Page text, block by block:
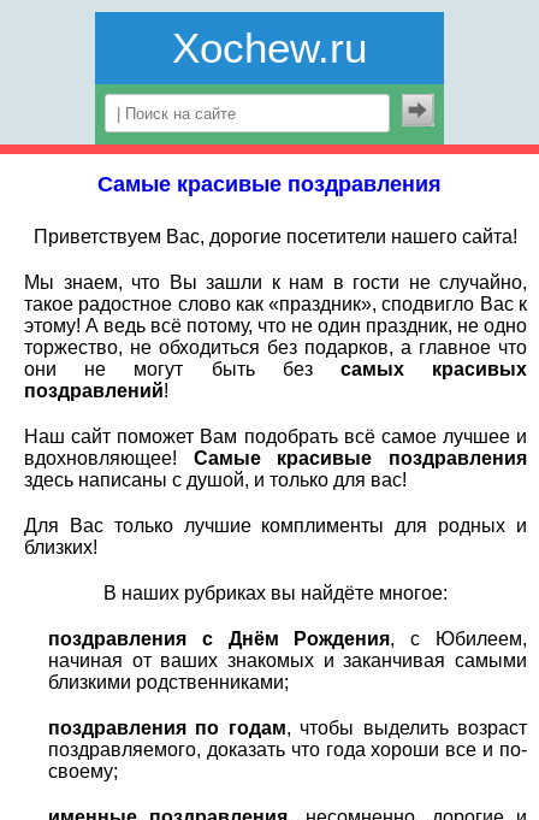
Xochew.ru
Самые красивые поздравления
Приветствуем Вас, дорогие посетители нашего сайта!
Мы знаем, что Вы зашли к нам в гости не случайно,
такое радостное слово как «праздник», cподвигло Вас к
этому! А ведь всё потому, что не один праздник, не одно
торжество, не обходиться без подарков, а главное что
они не могут быть без самых красивых
поздравлений!
Наш сайт поможет Вам подобрать всё самое лучшее и
вдохновляющее! Самые красивые поздравления
здесь написаны с душой, и только для вас!
Для Вас только лучшие комплименты для родных и
близких!
В наших рубриках вы найдёте многое:
поздравления с Днём Рождения, с Юбилеем,
начиная от ваших знакомых и заканчивая самыми
близкими родственниками;
поздравления по годам, чтобы выделить возраст
поздравляемого, доказать что года хороши все и по-
своему;